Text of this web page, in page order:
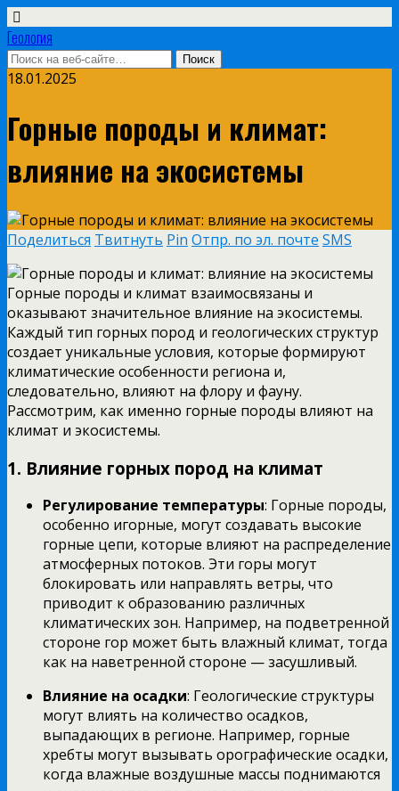
Геология
18.01.2025
Горные породы и климат:
влияние на экосистемы
Поделиться Твитнуть Pin Отпр. по эл. почте SMS
Горные породы и климат взаимосвязаны и
оказывают значительное влияние на экосистемы.
Каждый тип горных пород и геологических структур
создает уникальные условия, которые формируют
климатические особенности региона и,
следовательно, влияют на флору и фауну.
Рассмотрим, как именно горные породы влияют на
климат и экосистемы.
1. Влияние горных пород на климат
Регулирование температуры: Горные породы,
особенно игорные, могут создавать высокие
горные цепи, которые влияют на распределение
атмосферных потоков. Эти горы могут
блокировать или направлять ветры, что
приводит к образованию различных
климатических зон. Например, на подветренной
стороне гор может быть влажный климат, тогда
как на наветренной стороне — засушливый.
Влияние на осадки: Геологические структуры
могут влиять на количество осадков,
выпадающих в регионе. Например, горные
хребты могут вызывать орографические осадки,
когда влажные воздушные массы поднимаются